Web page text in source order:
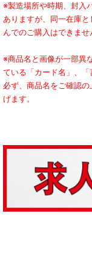
※製造場所や時期、封入
ありますが、同一在庫
んでのご購入はできま
※商品名と画像が一部異
ている「カード名」、「
必ず、商品名をご確認
げます。